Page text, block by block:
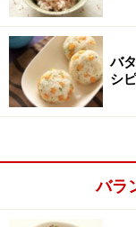
バ
シ
バラ